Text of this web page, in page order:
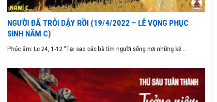
NGƯỜI ĐÃ TRỖI DẬY RỒI (19/4/2022 – LỄ VỌNG PHỤC
SINH NĂM C)
Phúc âm: Lc 24, 1-12 “Tại sao các bà tìm người sống nơi những kẻ ...